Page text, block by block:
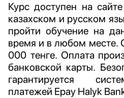
Курс доступен на сайте
казахском и русском
пройти обучение на
время и в любом месте.
000 тенге. Оплата
банковской карты.
гарантируется
платежей Epay Halyk